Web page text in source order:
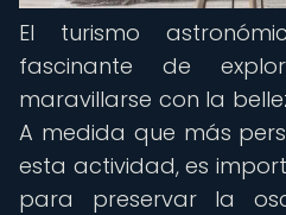
El turismo
fascinante de
maravillarse con la
A medida que más
esta actividad, es
para preservar la